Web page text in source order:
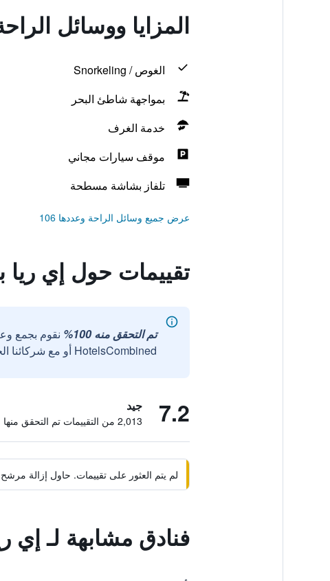
المزايا ووسائل
الغوص / Snorkeling
بمواجهة شاطئ البحر
خدمة الغرف
موقف سيارات مجاني
تلفاز بشاشة مسطحة
عرض جميع وسائل الراحة وعددها 106
تقييمات حول إي ريا
تم التحقق منه 100%
نقوم بجمع
HotelsCombined أو مع شركائنا الخارجيين الموثوقين.
7.2 جيد
2,013 من التقييمات تم التحقق منها
لم يتم العثور على تقييمات. حاول إزالة
فنادق مشابهة لـ إي